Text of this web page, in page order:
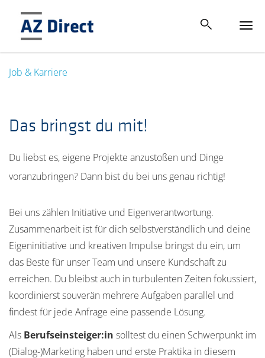
Job & Karriere
Das bringst du mit!
Du liebst es, eigene Projekte anzustoßen und Dinge
voranzubringen? Dann bist du bei uns genau richtig!
Bei uns zählen Initiative und Eigenverantwortung.
Zusammenarbeit ist für dich selbstverständlich und deine
Eigeninitiative und kreativen Impulse bringst du ein, um
das Beste für unser Team und unsere Kundschaft zu
erreichen. Du bleibst auch in turbulenten Zeiten fokussiert,
koordinierst souverän mehrere Aufgaben parallel und
findest für jede Anfrage eine passende Lösung.
Als Berufseinsteiger:in solltest du einen Schwerpunkt im
(Dialog-)Marketing haben und erste Praktika in diesem